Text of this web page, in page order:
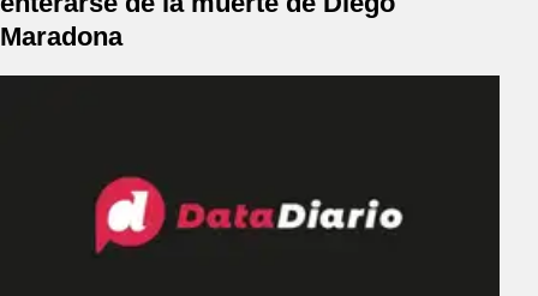
Maradona